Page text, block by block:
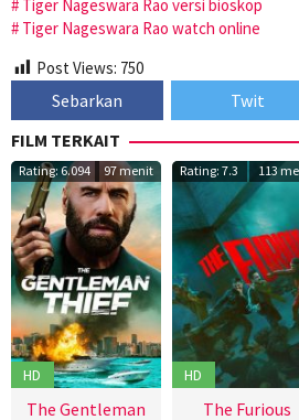
Tiger Nageswara Rao versi bioskop
Tiger Nageswara Rao watch online
Post Views: 750
Sebarkan Twit
FILM TERKAIT
Rating: 6.094 97 menit
HD
The Gentleman
Rating: 7.3 113
HD
The Furious